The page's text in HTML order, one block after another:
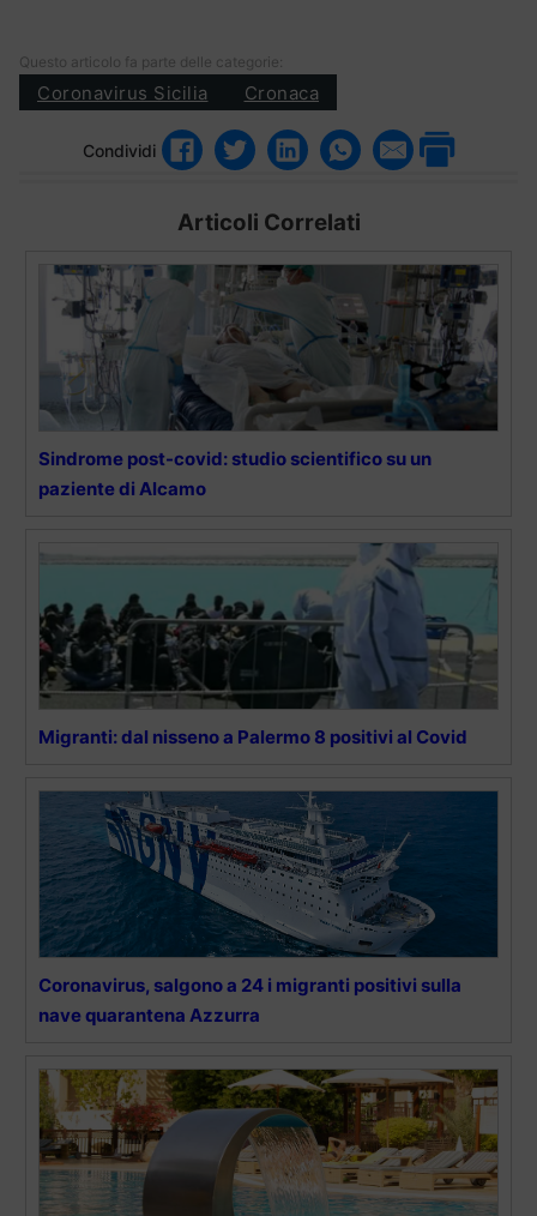
Questo articolo fa parte delle categorie:
Coronavirus Sicilia Cronaca
Condividi
Articoli Correlati
Sindrome post-covid: studio scientifico su un
paziente di Alcamo
Migranti: dal nisseno a Palermo 8 positivi al Covid
Coronavirus, salgono a 24 i migranti positivi sulla
nave quarantena Azzurra